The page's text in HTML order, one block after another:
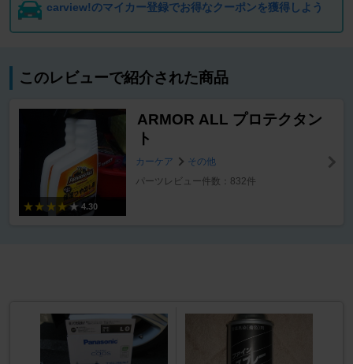
carview!のマイカー登録でお得なクーポンを獲得しよう
このレビューで紹介された商品
4.30
ARMOR ALL プロテクタン
ト
カーケア
その他
パーツレビュー件数：832件